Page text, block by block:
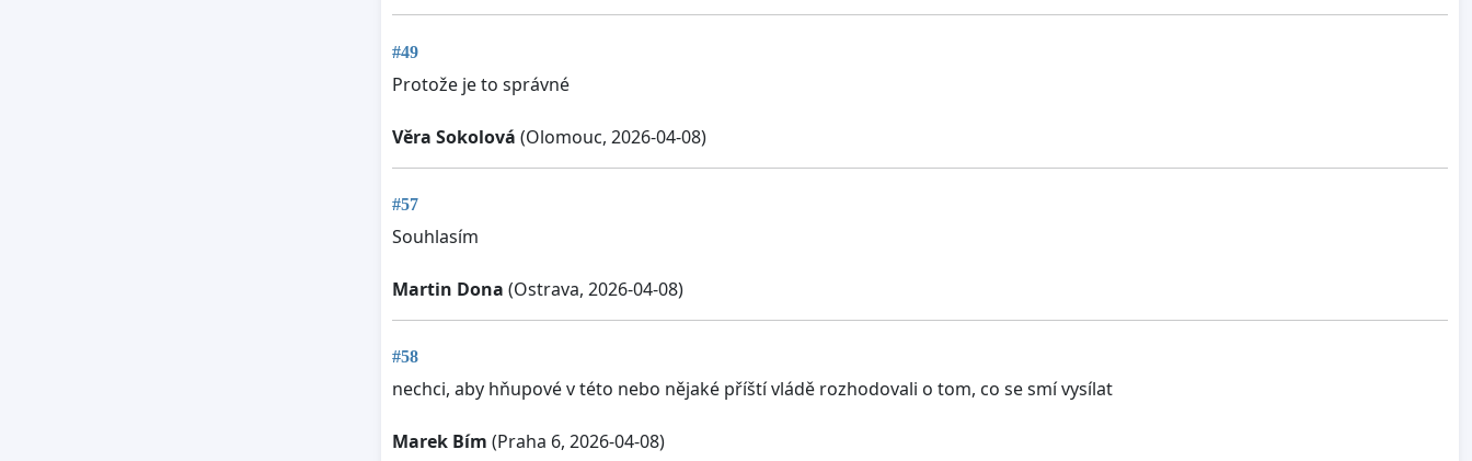
#49
Protože je to správné
Věra Sokolová (Olomouc, 2026-04-08)
#57
Souhlasím
Martin Dona (Ostrava, 2026-04-08)
#58
nechci, aby hňupové v této nebo nějaké příští vládě rozhodovali o tom, co se smí vysílat
Marek Bím (Praha 6, 2026-04-08)